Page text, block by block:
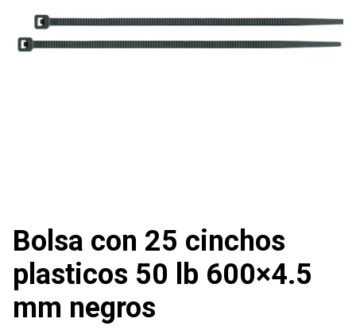
Bolsa con 25 cinchos
plasticos 50 lb 600×4.5
mm negros